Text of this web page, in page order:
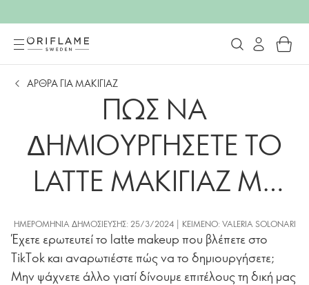
ΑΡΘΡΑ ΓΙΑ ΜΑΚΙΓΙΑΖ
ΠΩΣ ΝΑ
ΔΗΜΙΟΥΡΓΗΣΕΤΕ ΤΟ
LATTE ΜΑΚΙΓΙΑΖ ΜΕ
GG
ΗΜΕΡΟΜΗΝΊΑ ΔΗΜΟΣΊΕΥΣΗΣ: 25/3/2024 | ΚΕΊΜΕΝΟ: VALERIA SOLONARI
Έχετε ερωτευτεί το latte makeup που βλέπετε στο
TikTok και αναρωτιέστε πώς να το δημιουργήσετε;
Μην ψάχνετε άλλο γιατί δίνουμε επιτέλους τη δική μας